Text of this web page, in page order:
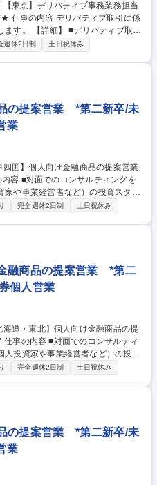
係
ティブ取引
に係るコンファメーション契約書
務担当（事務部）★在宅･フレック
週休2日制 土日祝休み
の提案営業 *第二新卒/未
業
や事業経営者など）の投資スタイ
わせた、最適な資産形成・運用のた
形成のご提案に留まらず、専門部
産管理など多様なソリューション
商品組成や提案ができるため、お客
ことも当社ならではのやりがいを
無*
完全週休2日制 土日祝休み
融商品の提案営業 *第二
個人営業
人投資家や事業経営者など）の投資
ズにあわせた、最適な資産形成・運
、資産形成のご提案に留まらず、
、不動産管理など多様なソリュー
自由な商品組成や提案ができるた
案ができることも当社ならではのや
東北】個
経験歓迎/転勤無*
完全週休2日制 土日祝休み
の提案営業 *第二新卒/未
業